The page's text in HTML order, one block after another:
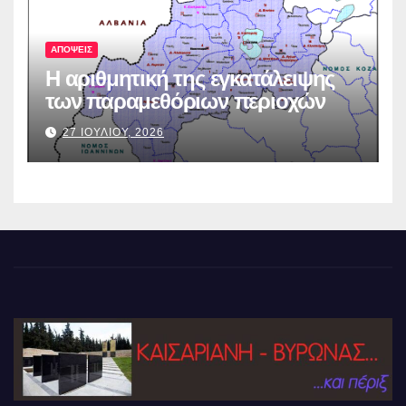
ΑΠΟΨΕΙΣ
Η αριθμητική της εγκατάλειψης
των παραμεθόριων περιοχών
27 ΙΟΥΛΙΟΥ, 2026